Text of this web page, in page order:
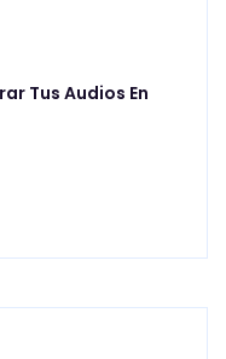
Tus Audios En